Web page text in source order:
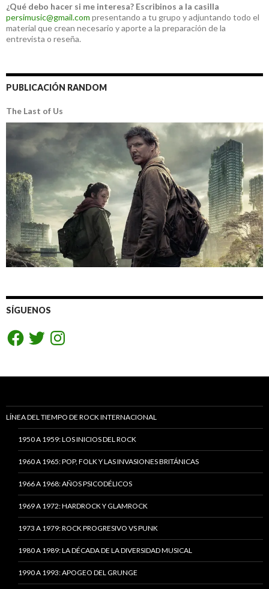
¿Qué debo hacer si me interesa? Escribinos a la casilla
persimusic@gmail.com presentando a tu grupo y adjuntando todo el
material que crean necesario y aporte a la preparación de la
entrevista o reseña.
PUBLICACIÓN RANDOM
The Last of Us
SÍGUENOS
FacebookTwitterInstagram
LÍNEA DEL TIEMPO DE ROCK INTERNACIONAL
1950 A 1959: LOS INICIOS DEL ROCK
1960 A 1965: POP, FOLK Y LAS INVASIONES BRITÁNICAS
1966 A 1968: AÑOS PSICODÉLICOS
1969 A 1972: HARDROCK Y GLAMROCK
1973 A 1979: ROCK PROGRESIVO VS PUNK
1980 A 1989: LA DÉCADA DE LA DIVERSIDAD MUSICAL
1990 A 1993: APOGEO DEL GRUNGE